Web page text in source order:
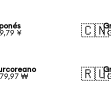
¥
🇨🇳
1
₩
🇷🇺
1